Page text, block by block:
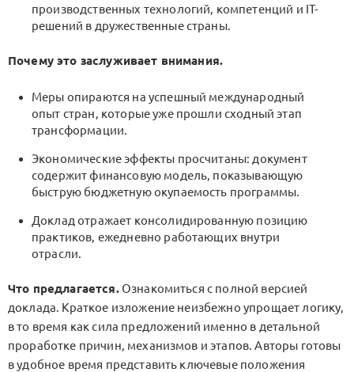
производственных технологий, компетенций и IT-
решений в дружественные страны.
Почему это заслуживает внимания.
Меры опираются на успешный международный
опыт стран, которые уже прошли сходный этап
трансформации.
Экономические эффекты просчитаны: документ
содержит финансовую модель, показывающую
быструю бюджетную окупаемость программы.
Доклад отражает консолидированную позицию
практиков, ежедневно работающих внутри
отрасли.
Что предлагается.Ознакомиться с полной версией
доклада. Краткое изложение неизбежно упрощает логику,
в то время как сила предложений именно в детальной
проработке причин, механизмов и этапов. Авторы готовы
в удобное время представить ключевые положения